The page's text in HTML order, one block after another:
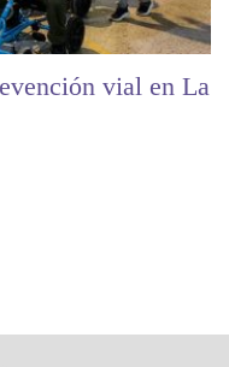
vial en La